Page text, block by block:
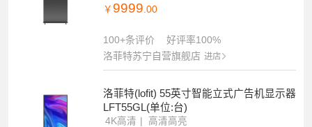
￥ 9999.00
100+条评价
好评率100%
洛菲特苏宁自营旗舰店 进店
洛菲特(lofit) 55英寸智能立式广告机显示器
LFT55GL(单位:台)
4K高清 高清高亮